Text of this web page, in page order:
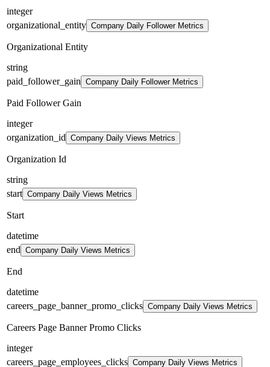
integer
organizational_entity Company Daily Follower Metrics
Organizational Entity
string
paid_follower_gain Company Daily Follower Metrics
Paid Follower Gain
integer
organization_id Company Daily Views Metrics
Organization Id
string
start Company Daily Views Metrics
Start
datetime
end Company Daily Views Metrics
End
datetime
careers_page_banner_promo_clicks Company Daily Views Metrics
Careers Page Banner Promo Clicks
integer
careers_page_employees_clicks Company Daily Views Metrics